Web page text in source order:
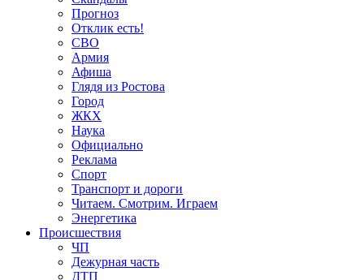
Прогноз
Отклик есть!
СВО
Армия
Афиша
Глядя из Ростова
Город
ЖКХ
Наука
Официально
Реклама
Спорт
Транспорт и дороги
Читаем. Смотрим. Играем
Энергетика
Происшествия
ЧП
Дежурная часть
ДТП